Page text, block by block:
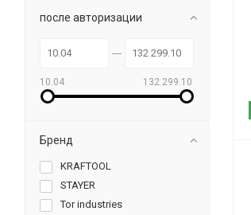
после авторизации
10.04 132 299.10
Бренд
KRAFTOOL
STAYER
Tor industries